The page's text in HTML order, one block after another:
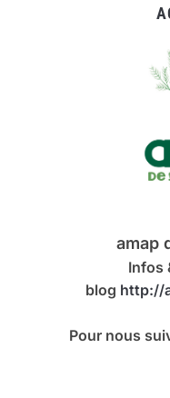
amap
Infos
blog http://
Pour nous